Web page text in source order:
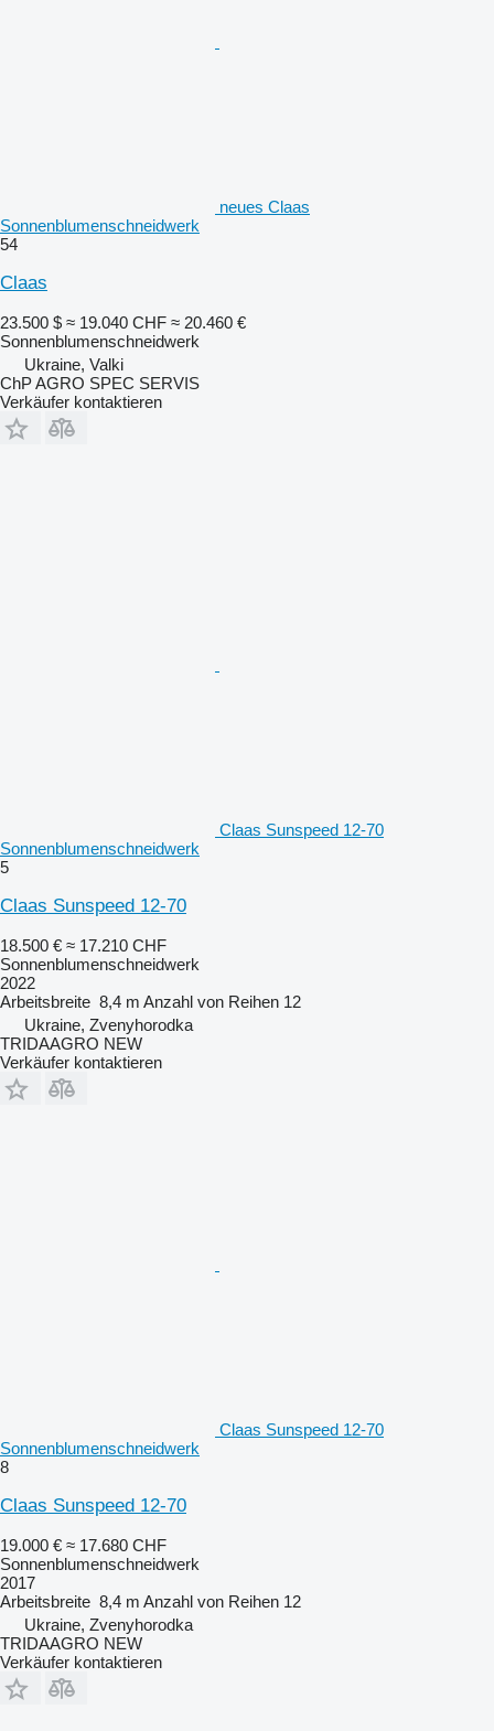
neues Claas
Sonnenblumenschneidwerk
54
Claas
23.500 $ ≈ 19.040 CHF ≈ 20.460 €
Sonnenblumenschneidwerk
Ukraine, Valki
ChP AGRO SPEC SERVIS
Verkäufer kontaktieren
Claas Sunspeed 12-70
Sonnenblumenschneidwerk
5
Claas Sunspeed 12-70
18.500 € ≈ 17.210 CHF
Sonnenblumenschneidwerk
2022
Arbeitsbreite 8,4 m Anzahl von Reihen 12
Ukraine, Zvenyhorodka
TRIDAAGRO NEW
Verkäufer kontaktieren
Claas Sunspeed 12-70
Sonnenblumenschneidwerk
8
Claas Sunspeed 12-70
19.000 € ≈ 17.680 CHF
Sonnenblumenschneidwerk
2017
Arbeitsbreite 8,4 m Anzahl von Reihen 12
Ukraine, Zvenyhorodka
TRIDAAGRO NEW
Verkäufer kontaktieren